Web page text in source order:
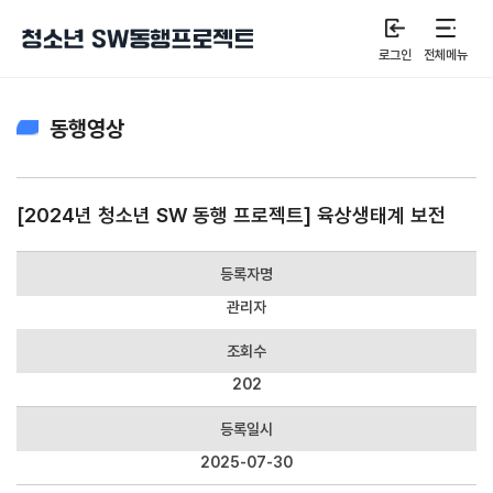
로그인 전체메뉴
동행영상
[2024년 청소년 SW 동행 프로젝트] 육상생태계 보전
등록자명
관리자
조회수
202
등록일시
2025-07-30